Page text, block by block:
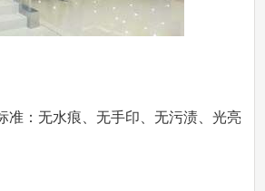
无水痕、无手印、无污渍、光亮